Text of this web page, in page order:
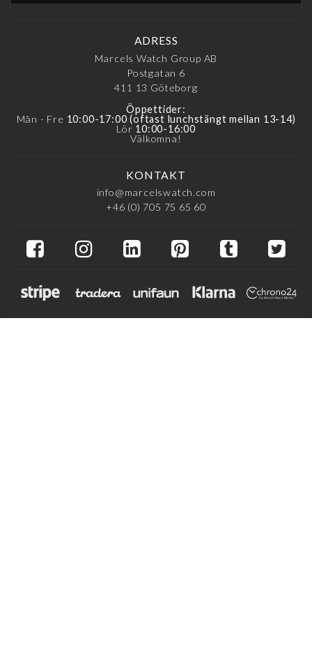
ADRESS
Marcels Watch Group AB
Postgatan 6
411 13 Göteborg
Öppettider:
Mån - Fre 10:00-17:00 (oftast lunchstängt mellan 13-14)
Lör 10:00-16:00
Välkomna!
KONTAKT
info@marcelswatch.com
+46 (0) 705 75 65 60